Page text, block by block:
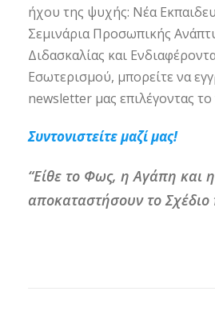
ήχου της ψυχής: Νέα
Σεμινάρια Προσωπικής
Διδασκαλίας και
Εσωτερισμού, μπορείτε να
newsletter μας επιλέγοντας
Συντονιστείτε μαζί μας!
“Είθε το Φως, η Αγάπη και
αποκαταστήσουν το